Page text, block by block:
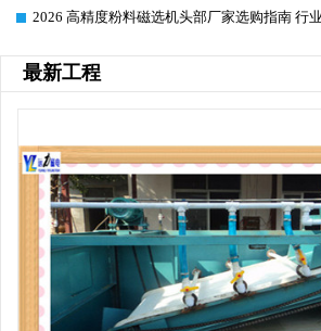
2026 高精度粉料磁选机头部厂家选购指南 行
最新工程